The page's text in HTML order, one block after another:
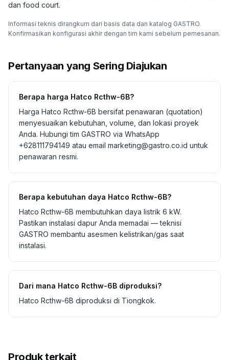
dan food court.
Informasi teknis dirangkum dari basis data dan katalog GASTRO.
Konfirmasikan konfigurasi akhir dengan tim kami sebelum pemesanan.
Pertanyaan yang Sering Diajukan
Berapa harga Hatco Rcthw-6B?
Harga Hatco Rcthw-6B bersifat penawaran (quotation)
menyesuaikan kebutuhan, volume, dan lokasi proyek
Anda. Hubungi tim GASTRO via WhatsApp
+628111794149 atau email marketing@gastro.co.id untuk
penawaran resmi.
Berapa kebutuhan daya Hatco Rcthw-6B?
Hatco Rcthw-6B membutuhkan daya listrik 6 kW.
Pastikan instalasi dapur Anda memadai — teknisi
GASTRO membantu asesmen kelistrikan/gas saat
instalasi.
Dari mana Hatco Rcthw-6B diproduksi?
Hatco Rcthw-6B diproduksi di Tiongkok.
Produk terkait